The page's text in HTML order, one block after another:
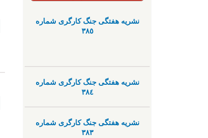
نشریە هفتگی جنگ کارگری شمارە
٣٨٥
نشریە هفتگی جنگ کارگری شمارە
٣٨٤
نشریە هفتگی جنگ کارگری شمارە
٣٨٣